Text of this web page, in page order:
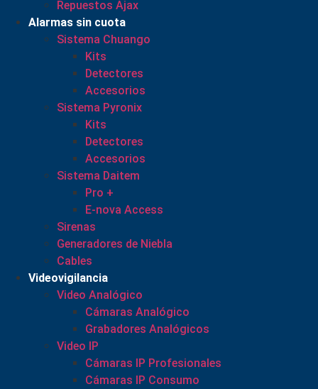
Repuestos Ajax
Alarmas sin cuota
Sistema Chuango
Kits
Detectores
Accesorios
Sistema Pyronix
Kits
Detectores
Accesorios
Sistema Daitem
Pro +
E-nova Access
Sirenas
Generadores de Niebla
Cables
Videovigilancia
Video Analógico
Cámaras Analógico
Grabadores Analógicos
Video IP
Cámaras IP Profesionales
Cámaras IP Consumo